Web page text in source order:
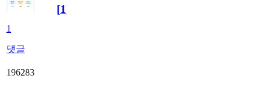
1
댓글
[1]
196283